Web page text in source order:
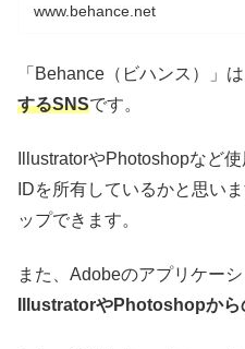
www.behance.net
「Behance（ビハンス）」は
するSNSです。
IllustratorやPhotoshopなど
IDを所有しているかと思い
ップできます。
また、Adobeのアプリ ケーシ
IllustratorやPhotoshopから